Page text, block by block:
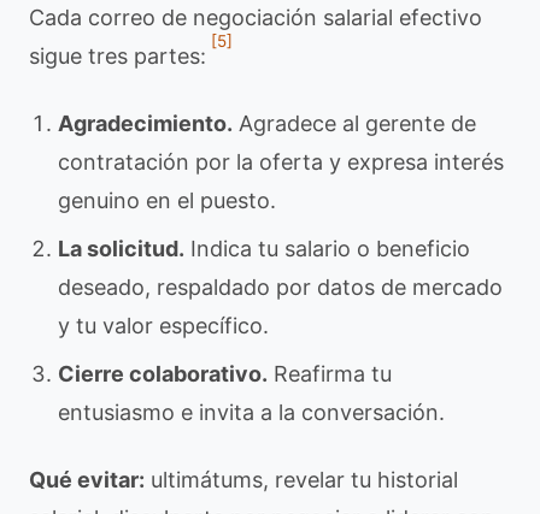
Cada correo de negociación salarial efectivo
sigue tres partes:
[5]
Agradecimiento. Agradece al gerente de
contratación por la oferta y expresa interés
genuino en el puesto.
La solicitud. Indica tu salario o beneficio
deseado, respaldado por datos de mercado
y tu valor específico.
Cierre colaborativo. Reafirma tu
entusiasmo e invita a la conversación.
Qué evitar: ultimátums, revelar tu historial